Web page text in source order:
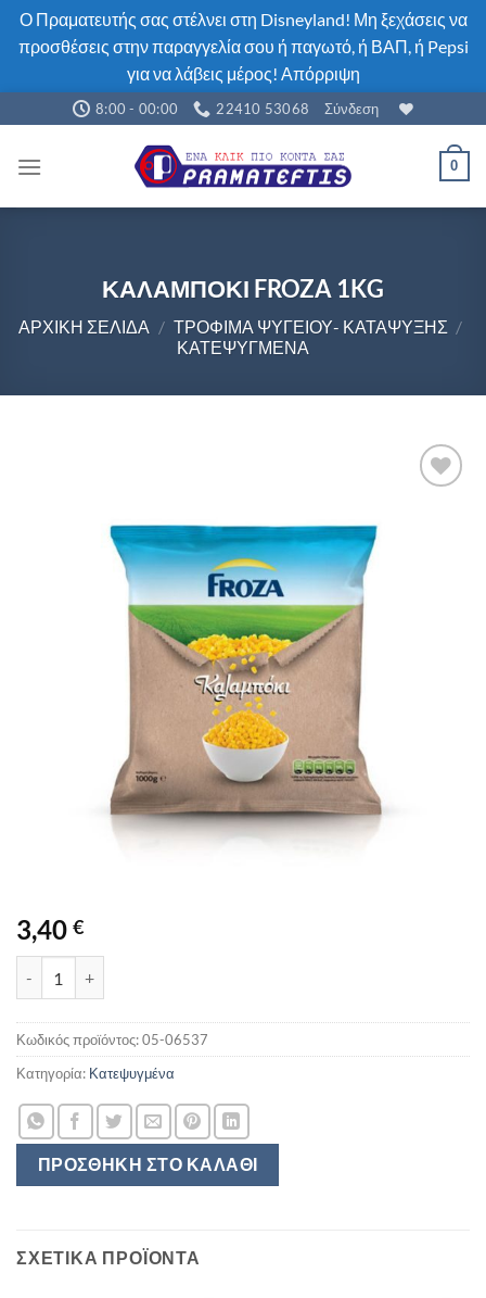
Ο Πραματευτής σας στέλνει στη Disneyland! Μη ξεχάσεις να
προσθέσεις στην παραγγελία σου ή παγωτό, ή ΒΑΠ, ή Pepsi
για να λάβεις μέρος! Απόρριψη
Μετάβαση
στο
περιεχόμενο
8:00 - 00:00 22410 53068 Σύνδεση
0
ΚΑΛΑΜΠΟΚΙ FROZA 1KG
ΑΡΧΙΚΉ ΣΕΛΊΔΑ / ΤΡΌΦΙΜΑ ΨΥΓΕΊΟΥ- ΚΑΤΆΨΥΞΗΣ /
ΚΑΤΕΨΥΓΜΈΝΑ
3,40 €
ΠΡΟΣΘΉΚΗ ΣΤΟ ΚΑΛΆΘΙ
Κωδικός προϊόντος:05-06537
Κατηγορία: Κατεψυγμένα
ΣΧΕΤΙΚΆ ΠΡΟΪΌΝΤΑ